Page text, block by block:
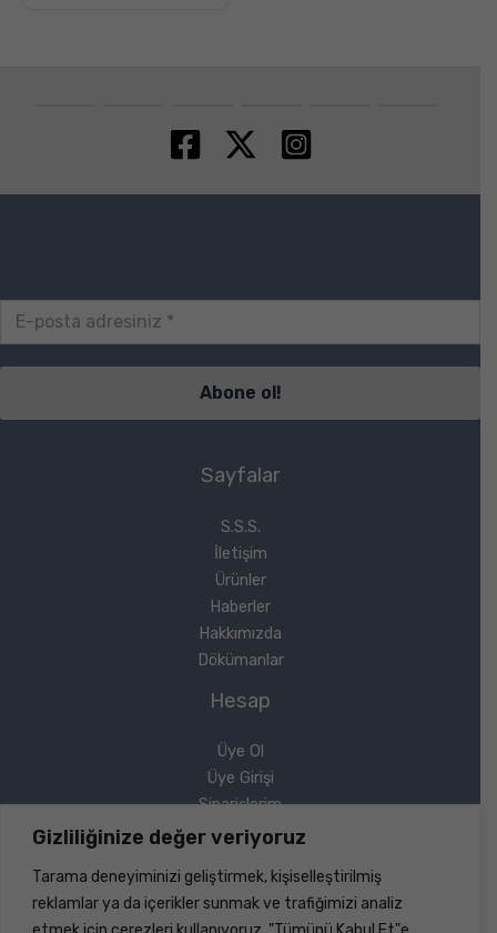
Gizliliğinize değer veriyoruz
Tarama deneyiminizi geliştirmek, kişiselleştirilmiş
reklamlar ya da içerikler sunmak ve trafiğimizi analiz
Sayfalar
S.S.S.
İletişim
Ürünler
Haberler
Hakkımızda
Dökümanlar
Hesap
Üye Ol
Üye Girişi
Siparişlerim
Sipariş Takip
Yasal